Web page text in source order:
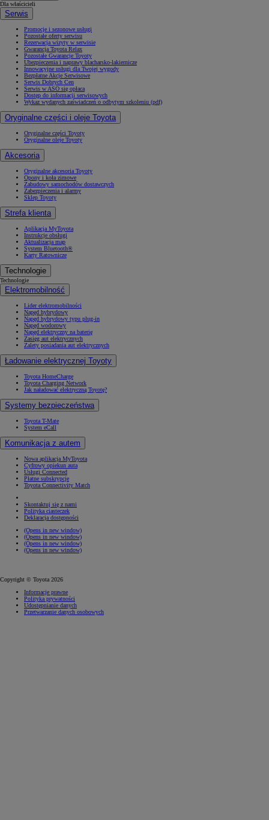
Dla właścicieli
Serwis
Promocje i sezonowe usługi
Pozostałe oferty serwisu
Rezerwacja wizyty w serwisie
Gwarancja Toyota Relax
Pozostałe Gwarancje Toyoty
Ubezpieczenia i naprawy blacharsko-lakiernicze
Innowacyjne usługi dla Twojej wygody
Bezpłatne Akcje Serwisowe
Serwis Dobrych Cen
Serwis w ASO się opłaca
Dostęp do informacji serwisowych
Wykaz wydanych zaświadczeń o odbytym szkoleniu (pdf)
Oryginalne części i oleje Toyota
Oryginalne części Toyoty
Oryginalne oleje Toyoty
Akcesoria
Oryginalne akcesoria Toyoty
Opony i koła zimowe
Zabudowy samochodów dostawczych
Zabezpieczenia i alarmy
Sklep Toyoty
Strefa klienta
Aplikacja MyToyota
Instrukcje obsługi
Aktualizacja map
System Bluetooth®
Karty Ratownicze
Technologie
Technologie
Elektromobilność
Lider elektromobilności
Napęd hybrydowy
Napęd hybrydowy typu plug-in
Napęd wodorowy
Napęd elektryczny na baterię
Zasięg aut elektrycznych
Zalety posiadania aut elektrycznych
Ładowanie elektrycznej Toyoty
Toyota HomeCharge
Toyota Charging Network
Jak naładować elektryczną Toyotę?
Systemy bezpieczeństwa
Toyota T-Mate
System eCall
Komunikacja z autem
Nowa aplikacja MyToyota
Cyfrowy opiekun auta
Usługi Connected
Płatne subskrypcje
Toyota Connectivity Match
Skontaktuj się z nami
Polityka ciasteczek
Deklaracja dostępności
(Opens in new window)
(Opens in new window)
(Opens in new window)
(Opens in new window)
Copyright © Toyota 2026
Informacje prawne
Polityka prywatności
Udostępnianie danych
Przetwarzanie danych osobowych